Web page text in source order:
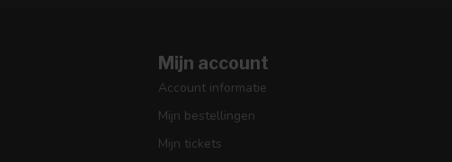
Mijn account
Account informatie
Mijn bestellingen
Mijn tickets